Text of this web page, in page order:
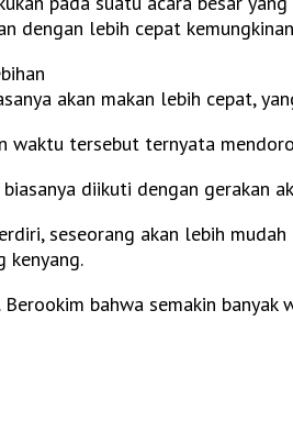
dengan lebih cepat
akan makan lebih cepat,
waktu tersebut ternyata
diikuti dengan gerakan
seseorang akan lebih
kenyang.
bahwa semakin